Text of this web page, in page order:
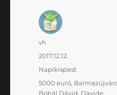
Szerző
vh
Közzétéve
2017.12.12.
Kategória
Napikispest
Címke
5000 euró,
Bobál Dávid, Davide